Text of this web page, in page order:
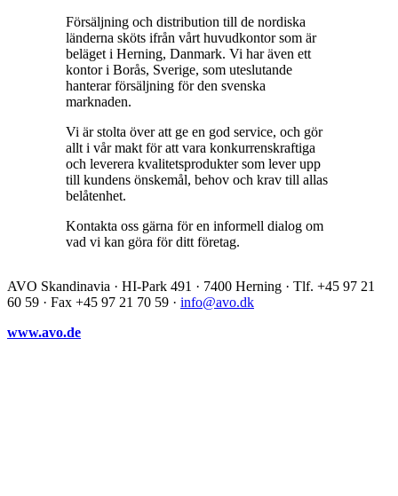
Försäljning och distribution till de nordiska
länderna sköts ifrån vårt huvudkontor som är
beläget i Herning, Danmark. Vi har även ett
kontor i Borås, Sverige, som uteslutande
hanterar försäljning för den svenska
marknaden.
Vi är stolta över att ge en god service, och gör
allt i vår makt för att vara konkurrenskraftiga
och leverera kvalitetsprodukter som lever upp
till kundens önskemål, behov och krav till allas
belåtenhet.
Kontakta oss gärna för en informell dialog om
vad vi kan göra för ditt företag.
AVO Skandinavia · HI-Park 491 · 7400 Herning · Tlf. +45 97 21
60 59 · Fax +45 97 21 70 59 · info@avo.dk
www.avo.de